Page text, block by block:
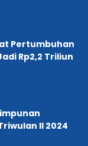
Pertumbuhan
Rp2,2 Triliun
II 2024